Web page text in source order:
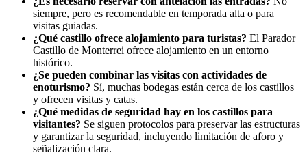
siempre, pero es recomendable en temporada alta o para
visitas guiadas.
¿Qué castillo ofrece alojamiento para turistas? El Parador
Castillo de Monterrei ofrece alojamiento en un entorno
histórico.
¿Se pueden combinar las visitas con actividades de
enoturismo? Sí, muchas bodegas están cerca de los castillos
y ofrecen visitas y catas.
¿Qué medidas de seguridad hay en los castillos para
visitantes? Se siguen protocolos para preservar las estructuras
y garantizar la seguridad, incluyendo limitación de aforo y
señalización clara.